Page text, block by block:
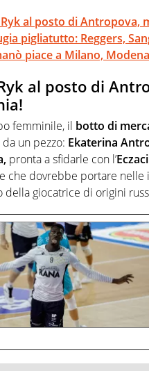
al posto di Antropova,
pigliatutto: Reggers,
piace a Milano,
al posto di
femminile, il botto di
un pezzo: Ekaterina
pronta a sfidarle con l’
che dovrebbe portare nelle
della giocatrice di origini